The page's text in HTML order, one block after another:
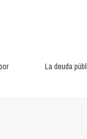
La deuda